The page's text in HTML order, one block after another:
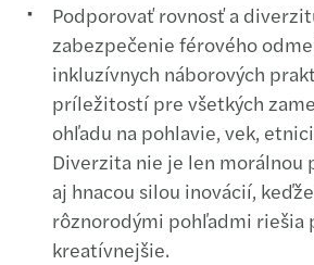
Podporovať rovnosť a
zabezpečenie férového
inkluzívnych náborových
príležitostí pre všetkých
ohľadu na pohlavie, vek,
Diverzita nie je len morálnou
aj hnacou silou inovácií,
rôznorodými pohľadmi riešia
kreatívnejšie.